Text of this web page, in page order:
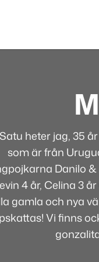
heter jag, 35
som är från
Danilo
4 år, Celina 3
gamla och nya
Vi finns